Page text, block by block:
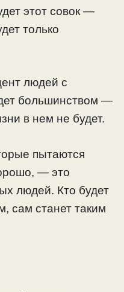
этот совок —
только
людей с
большинством —
в нем не будет.
пытаются
— это
людей. Кто будет
сам станет таким